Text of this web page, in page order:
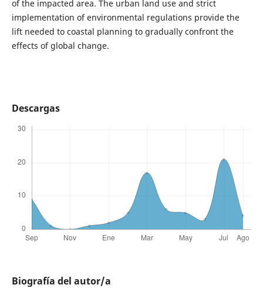
of the impacted area. The urban land use and strict
implementation of environmental regulations provide the
lift needed to coastal planning to gradually confront the
effects of global change.
Descargas
Biografía del autor/a